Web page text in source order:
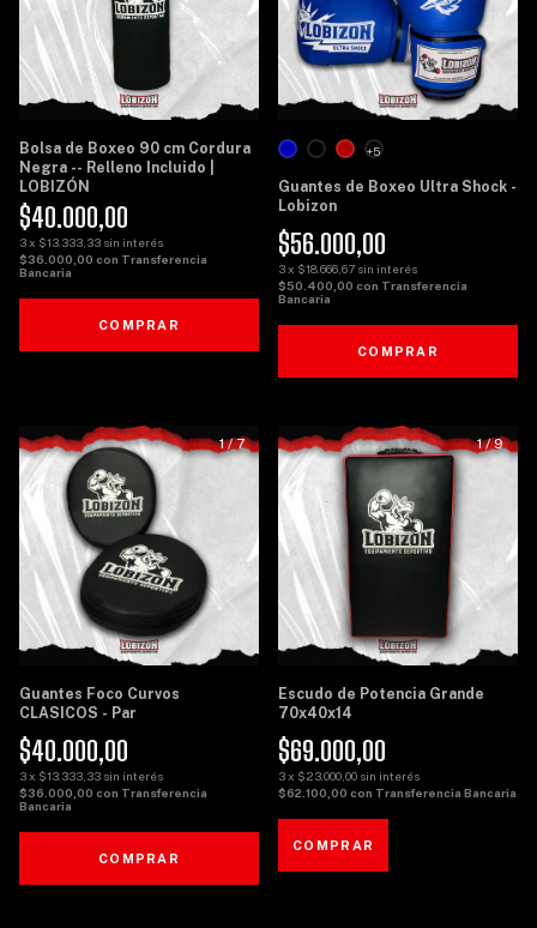
Bolsa de Boxeo 90 cm Cordura
Negra -- Relleno Incluido |
LOBIZÓN
$40.000,00
3x $13.333,33 sin interés
$36.000,00 con Transferencia
Bancaria
COMPRAR
Guantes de Boxeo Ultra Shock -
Lobizon
$56.000,00
3x $18.666,67 sin interés
$50.400,00 con Transferencia
Bancaria
+5
COMPRAR
1/7
Guantes Foco Curvos
CLASICOS - Par
$40.000,00
3x $13.333,33 sin interés
$36.000,00 con Transferencia
Bancaria
COMPRAR
1/9
Escudo de Potencia Grande
70x40x14
$69.000,00
3x $23.000,00 sin interés
$62.100,00 con Transferencia Bancaria